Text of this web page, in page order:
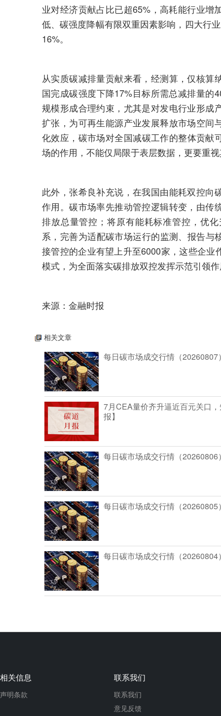
业对经济贡献占比已超65%，高耗能行业增
低、碳强度降幅有限双重因素影响，四大行
16%。
从实质碳减排量贡献来看，经测算，仅核
国完成碳强度下降17%目标所需总减排量的
规模形成合理约束，尤其是对发电行业形成
扩张，为可再生能源产业发展释放市场空间
化效应，碳市场对全国减碳工作的整体贡献
场的作用，不能仅局限于表层数据，更要重
此外，张希良补充说，在我国由能耗双控向
作用。碳市场率先推动管控逻辑转变，由传
排放总量管控；将原有能耗标准管控，优
系，完善为适配碳市场运行的监测、报告与
接管控的企业有望上升至6000家，这些企
模式，为全面落实碳排放双控发挥示范引领
来源：金融时报
相关文章
每日碳市场成交行情（20260807
7月CEA量价齐升逼近百元关口
报】
每日碳市场成交行情（20260806
每日碳市场成交行情（20260805
每日碳市场成交行情（20260804
相关信息
声明条款
联系我们
联系我们
意见反馈